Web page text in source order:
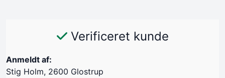
Verificeret kunde
Anmeldt af:
Stig Holm, 2600 Glostrup